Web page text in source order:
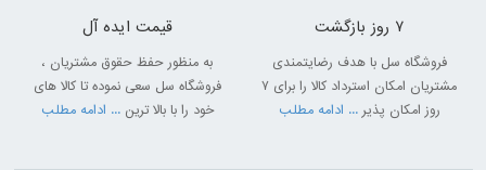
7 روز بازگشت
فروشگاه سل با هدف رضایتمندی
مشتریان امکان استرداد کالا را برای 7
روز امکان پذیر... ادامه مطلب
قیمت ایده آل
به منظور حفظ حقوق مشتریان ،
فروشگاه سل سعی نموده تا کالا های
خود را با بالا ترین ... ادامه مطلب